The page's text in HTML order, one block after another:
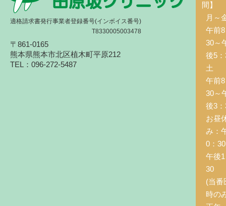
適格請求書発行事業者登録番号(インボイス番号)
T8330005003478
〒861-0165
熊本県熊本市北区植木町平原212
TEL：096-272-5487
間】
月～
午前
30～
後5
土
午前
30～
後3
お昼
み：
0：
午後
30
(当番
時の